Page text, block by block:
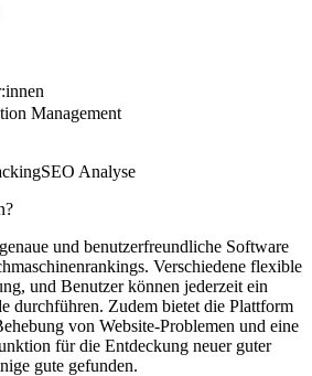
Management
SEO Analyse
und benutzerfreundliche Software
Verschiedene flexible
und Benutzer können jederzeit ein
durchführen. Zudem bietet die Plattform
von Website-Problemen und eine
für die Entdeckung neuer guter
gute gefunden.